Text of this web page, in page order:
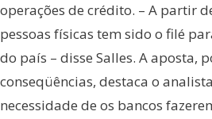
operações de crédito. – A partir
pessoas físicas tem sido o filé
do país – disse Salles. A aposta,
conseqüências, destaca o
necessidade de os bancos